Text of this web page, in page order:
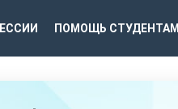
ПОМОЩЬ СТУДЕНТАМ